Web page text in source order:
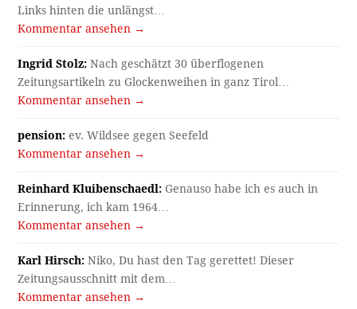
Links hinten die unlängst…
Kommentar ansehen →
Ingrid Stolz: Nach geschätzt 30 überflogenen
Zeitungsartikeln zu Glockenweihen in ganz Tirol…
Kommentar ansehen →
pension: ev. Wildsee gegen Seefeld
Kommentar ansehen →
Reinhard Kluibenschaedl: Genauso habe ich es auch in
Erinnerung, ich kam 1964…
Kommentar ansehen →
Karl Hirsch: Niko, Du hast den Tag gerettet! Dieser
Zeitungsausschnitt mit dem…
Kommentar ansehen →